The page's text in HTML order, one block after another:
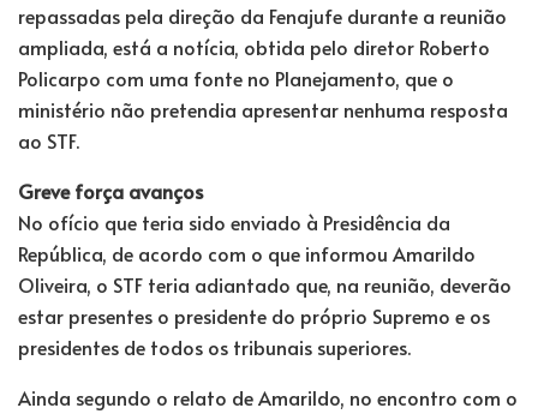
repassadas pela direção da Fenajufe durante a reunião
ampliada, está a notícia, obtida pelo diretor Roberto
Policarpo com uma fonte no Planejamento, que o
ministério não pretendia apresentar nenhuma resposta
ao STF.
Greve força avanços
No ofício que teria sido enviado à Presidência da
República, de acordo com o que informou Amarildo
Oliveira, o STF teria adiantado que, na reunião, deverão
estar presentes o presidente do próprio Supremo e os
presidentes de todos os tribunais superiores.
Ainda segundo o relato de Amarildo, no encontro com o